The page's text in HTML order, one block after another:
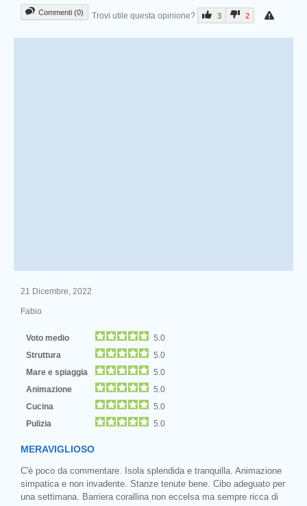
Commenti (0) Trovi utile questa opinione? 3 2
21 Dicembre, 2022
Fabio
Voto medio
5.0
Struttura
5.0
Mare e spiaggia
5.0
Animazione
5.0
Cucina
5.0
Pulizia
5.0
MERAVIGLIOSO
C'è poco da commentare. Isola splendida e tranquilla. Animazione
simpatica e non invadente. Stanze tenute bene. Cibo adeguato per
una settimana. Barriera corallina non eccelsa ma sempre ricca di